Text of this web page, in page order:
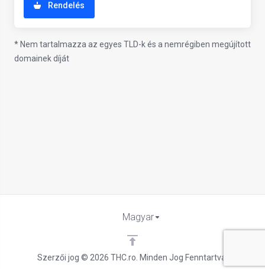
Rendelés
* Nem tartalmazza az egyes TLD-k és a nemrégiben megújított
domainek díját
Szerzői jog © 2026 THC.ro. Minden Jog Fenntartva.
Magyar